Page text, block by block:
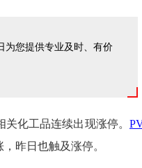
为您提供专业及时、有价
化工品连续出现涨停。
昨日也触及涨停。